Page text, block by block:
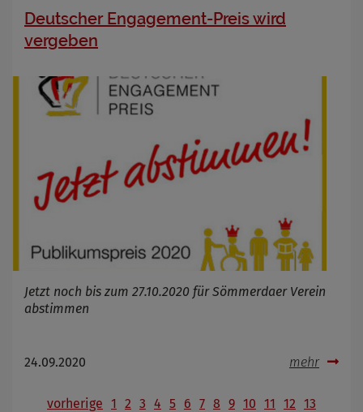
Deutscher Engagement-Preis wird
vergeben
Jetzt noch bis zum 27.10.2020 für Sömmerdaer Verein
abstimmen
24.09.2020 mehr
vorherige 1 2 3 4 5 6 7 8 9 10 11 12 13